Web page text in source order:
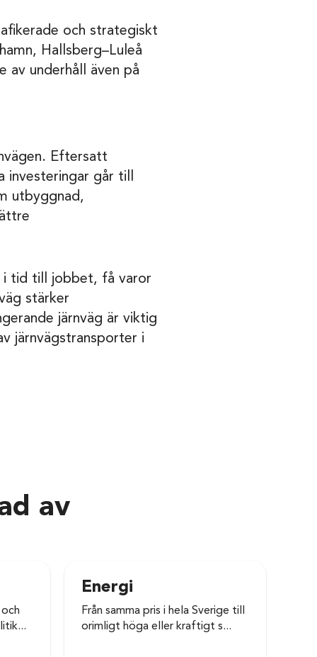
och strategiskt
Hallsberg–Luleå
av underhåll även på
Eftersatt
investeringar går till
utbyggnad,
i tid till jobbet, få varor
stärker
järnväg är viktig
järnvägstransporter i
av
Energi
Från samma pris i hela Sverige till
orimligt höga eller kraftigt s...